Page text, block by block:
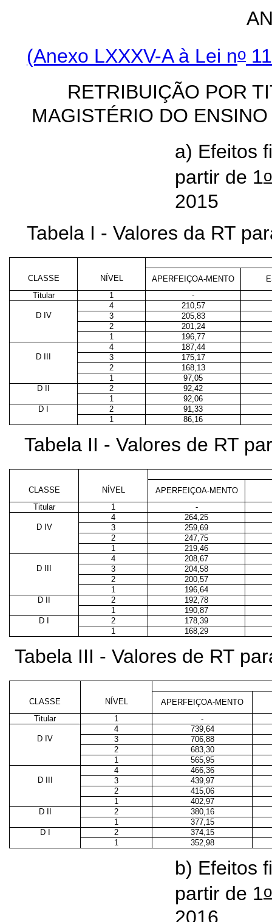
(Anexo LXXXV-A à Lei no
RETRIBUIÇÃO POR
MAGISTÉRIO DO
a) Efeitos
partir de 1o
2015
Tabela I - Valores da RT
CLASSE NÍVEL APERFEIÇOA-MENTO
Titular
1
-
4
210,57
D IV
3
205,83
2
201,24
1
196,77
4
187,44
D III
3
175,17
2
168,13
1
97,05
D II
2
92,42
1
92,06
D I
2
91,33
1
86,16
Tabela II - Valores de RT
CLASSE NÍVEL APERFEIÇOA-MENTO
Titular
1
-
4
264,25
D IV
3
259,69
2
247,75
1
219,46
4
208,67
D III
3
204,58
2
200,57
1
196,64
D II
2
192,78
1
190,87
D I
2
178,39
1
168,29
Tabela III - Valores de RT
CLASSE NÍVEL
APERFEIÇOA-MENTO
Titular
1
-
4
739,64
D IV
3
706,88
2
683,30
1
565,95
4
466,36
D III
3
439,97
2
415,06
1
402,97
D II
2
380,16
1
377,15
D I
2
374,15
1
352,98
b) Efeitos
partir de 1o
2016